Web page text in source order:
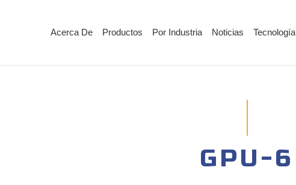
Acerca De Productos Por Industria Noticias Tecnología
GPU-6